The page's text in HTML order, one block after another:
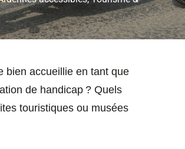
bien accueillie en tant que
de handicap ? Quels
touristiques ou musées